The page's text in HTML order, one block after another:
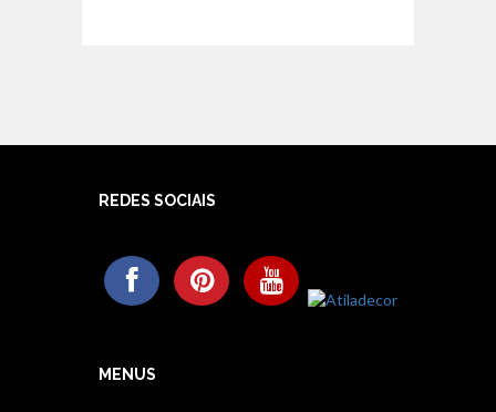
REDES SOCIAIS
MENUS